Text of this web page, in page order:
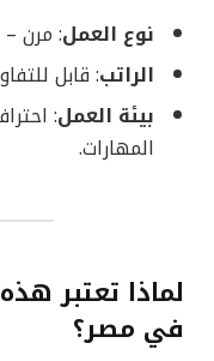
نوع العمل: مرن –
الراتب: قابل
بيئة العمل:
المهارات.
لماذا تعتبر
في مصر؟